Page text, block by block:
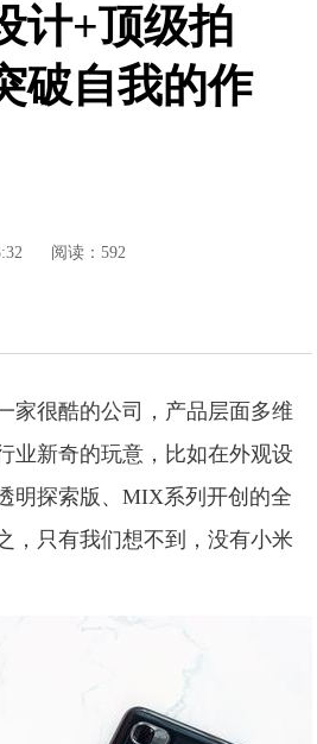
计+顶级拍
破自我的作
阅读：592
家很酷的公司，产品层面多维
业新奇的玩意，比如在外观设
明探索版、MIX系列开创的全
，只有我们想不到，没有小米